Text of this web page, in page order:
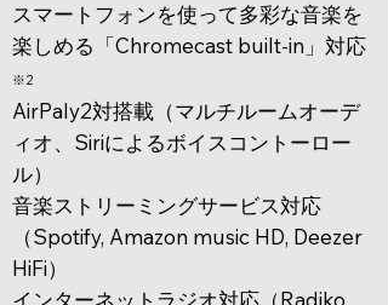
スマートフォンを使って多彩な音楽を
楽しめる「Chromecast built-in」対応
※2
AirPaly2対搭載（マルチルームオーデ
ィオ、Siriによるボイスコントーロー
ル）
音楽ストリーミングサービス対応
（Spotify, Amazon music HD, Deezer
HiFi）
インターネットラジオ対応​（Radiko,